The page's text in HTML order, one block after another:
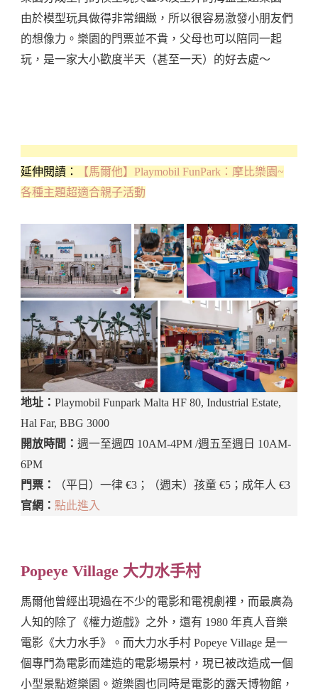
由於模型玩具做得非常細緻，所以很容易激發小朋友們
的想像力。樂園的門票並不貴，父母也可以陪同一起
玩，是一家大小歡度半天（甚至一天）的好去處～
延伸閱讀：
【馬爾他】Playmobil FunPark：摩比樂園~
各種主題超適合親子活動
地址： Playmobil Funpark Malta HF 80, Industrial Estate,
Hal Far, BBG 3000
開放時間： 週一至週四 10AM-4PM /週五至週日 10AM-
6PM
門票：
（平日）一律 €3；（週末）孩童 €5；成年人 €3
官網： 點此進入
Popeye Village 大力水手村
馬爾他曾經出現過在不少的電影和電視劇裡，而最廣為
人知的除了《權力遊戲》之外，還有 1980 年真人音樂
電影《大力水手》。而大力水手村 Popeye Village 是一
個專門為電影而建造的電影場景村，現已被改造成一個
小型景點遊樂園。遊樂園也同時是電影的露天博物館，